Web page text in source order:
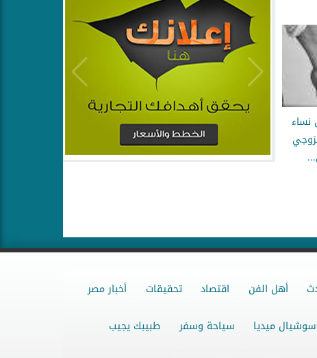
من نساء
أهل الفن اقتصاد تحقيقات أخبار مصر
سوشيال ميديا سياحة وسفر طبيبك يجيب